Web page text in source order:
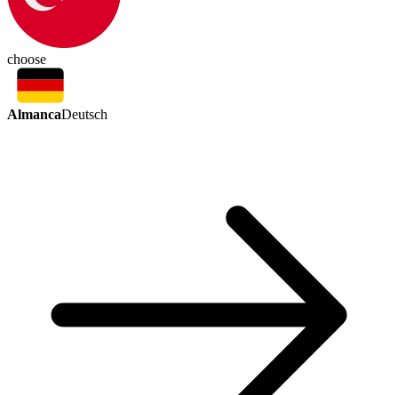
choose
AlmancaDeutsch